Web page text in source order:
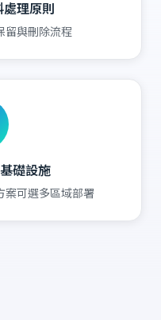
理原則
留與刪除流程
礎設施
案可選多區域部署